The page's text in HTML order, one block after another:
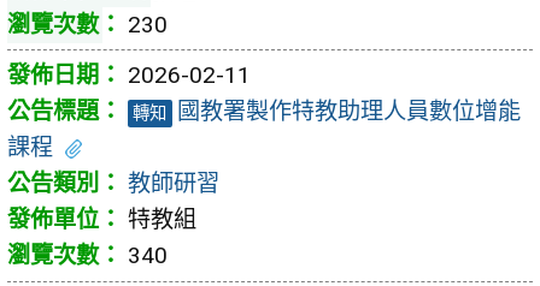
230
2026-02-11
轉知
國教署製作特教助理人員數位增能
課程
教師研習
特教組
340